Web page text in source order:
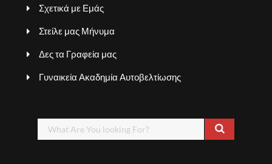
Σχετικά με Εμάς
Στείλε μας Μήνυμα
Δες τα Γραφεία μας
Γυναικεία Ακαδημία Αυτοβελτίωσης